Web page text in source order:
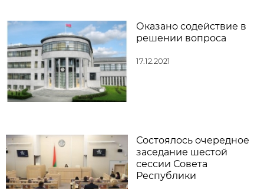
Оказано содействие в
решении вопроса
17.12.2021
Состоялось очередное
заседание шестой
сессии Совета
Республики